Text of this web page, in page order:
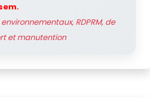
RDPRM, de
et manutention